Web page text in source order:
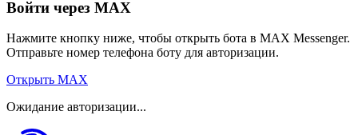
Войти через MAX
Нажмите кнопку ниже, чтобы открыть бота в MAX Messenger.
Отправьте номер телефона боту для авторизации.
Открыть MAX
Ожидание авторизации...